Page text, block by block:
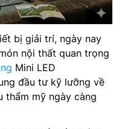
bị giải trí, ngày nay
nội thất quan trọng
Mini LED
đầu tư kỹ lưỡng về
thẩm mỹ ngày càng